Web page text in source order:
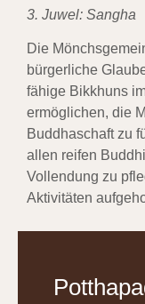
3. Juwel: Sangha
Die
bürgerliche
fähige Bikkhuns
ermöglichen, die
Buddhaschaft zu
allen reifen
Vollendung zu
Aktivitäten